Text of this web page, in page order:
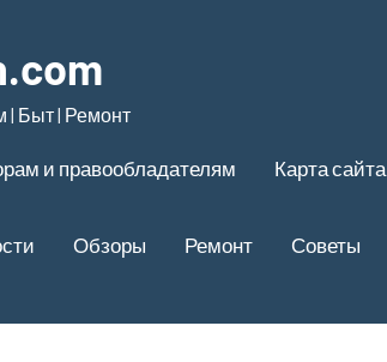
| Быт | Ремонт
и правообладателям Карта сайта
Обзоры Ремонт Советы